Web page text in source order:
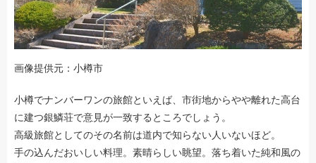
画像提供元：小樽市
小樽でナンバーワンの旅館といえば、市街地からやや離れた高台
に建つ銀鱗荘で意見が一致するところでしょう。
高級旅館としてのその名前は道内で知らない人いないほど。
手の込んだおいしい料理。素晴らしい眺望。落ち着いた純和風の